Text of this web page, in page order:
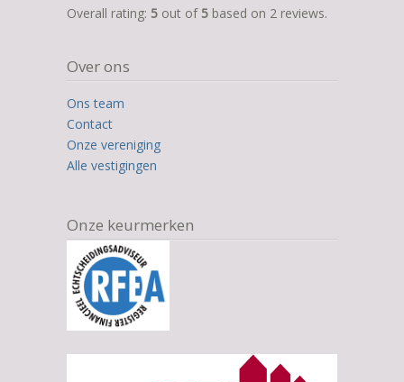
5,0
on
12.345
ratings
Overall rating: 5 out of 5 based on 2 reviews.
Over ons
Ons team
Contact
Onze vereniging
Alle vestigingen
Onze keurmerken